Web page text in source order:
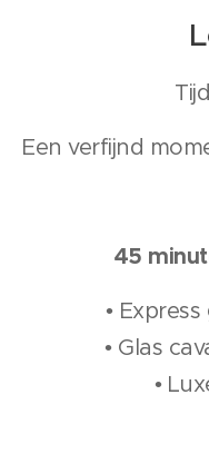
Een verfijnd
45
•
• Glas
•